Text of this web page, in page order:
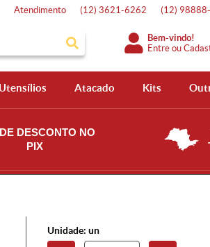
Atendimento (12) 3621-6262 (12)
Bem-vindo!
Entre ou
Utensílios Atacado Kits
DESCONTO NO
PIX
Unidade: un